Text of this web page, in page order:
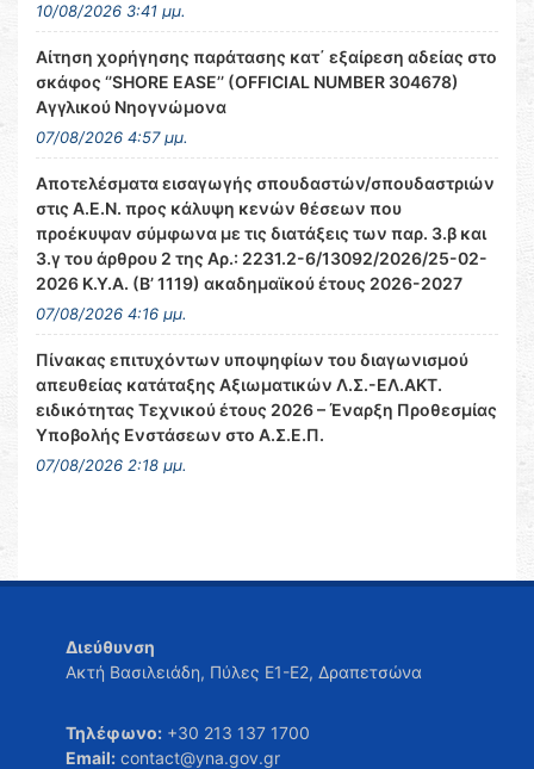
10/08/2026 3:41 μμ.
Αίτηση χορήγησης παράτασης κατ΄ εξαίρεση αδείας στο
σκάφος ‘’SHORE EASE’’ (OFFICIAL NUMBER 304678)
Αγγλικού Νηογνώμονα
07/08/2026 4:57 μμ.
Αποτελέσματα εισαγωγής σπουδαστών/σπουδαστριών
στις Α.Ε.Ν. προς κάλυψη κενών θέσεων που
προέκυψαν σύμφωνα με τις διατάξεις των παρ. 3.β και
3.γ του άρθρου 2 της Αρ.: 2231.2-6/13092/2026/25-02-
2026 Κ.Υ.Α. (Β’ 1119) ακαδημαϊκού έτους 2026-2027
07/08/2026 4:16 μμ.
Πίνακας επιτυχόντων υποψηφίων του διαγωνισμού
απευθείας κατάταξης Αξιωματικών Λ.Σ.-ΕΛ.ΑΚΤ.
ειδικότητας Τεχνικού έτους 2026 – Έναρξη Προθεσμίας
Υποβολής Ενστάσεων στο Α.Σ.Ε.Π.
07/08/2026 2:18 μμ.
Διεύθυνση
Ακτή Βασιλειάδη, Πύλες Ε1-Ε2, Δραπετσώνα
Τηλέφωνο: +30 213 137 1700
Email: contact@yna.gov.gr